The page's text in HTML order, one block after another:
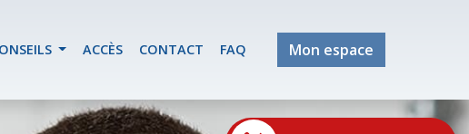
ACCÈS CONTACT FAQ Mon espace